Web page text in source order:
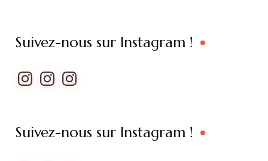
Suivez-nous sur Instagram !
Instagram
InstagramInstagram
Suivez-nous sur Instagram !